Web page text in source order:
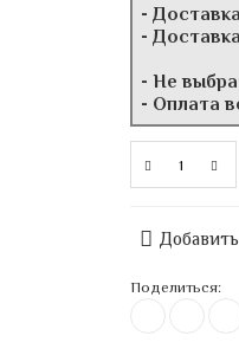
-
-
- Не
- Оплата
Поделиться: